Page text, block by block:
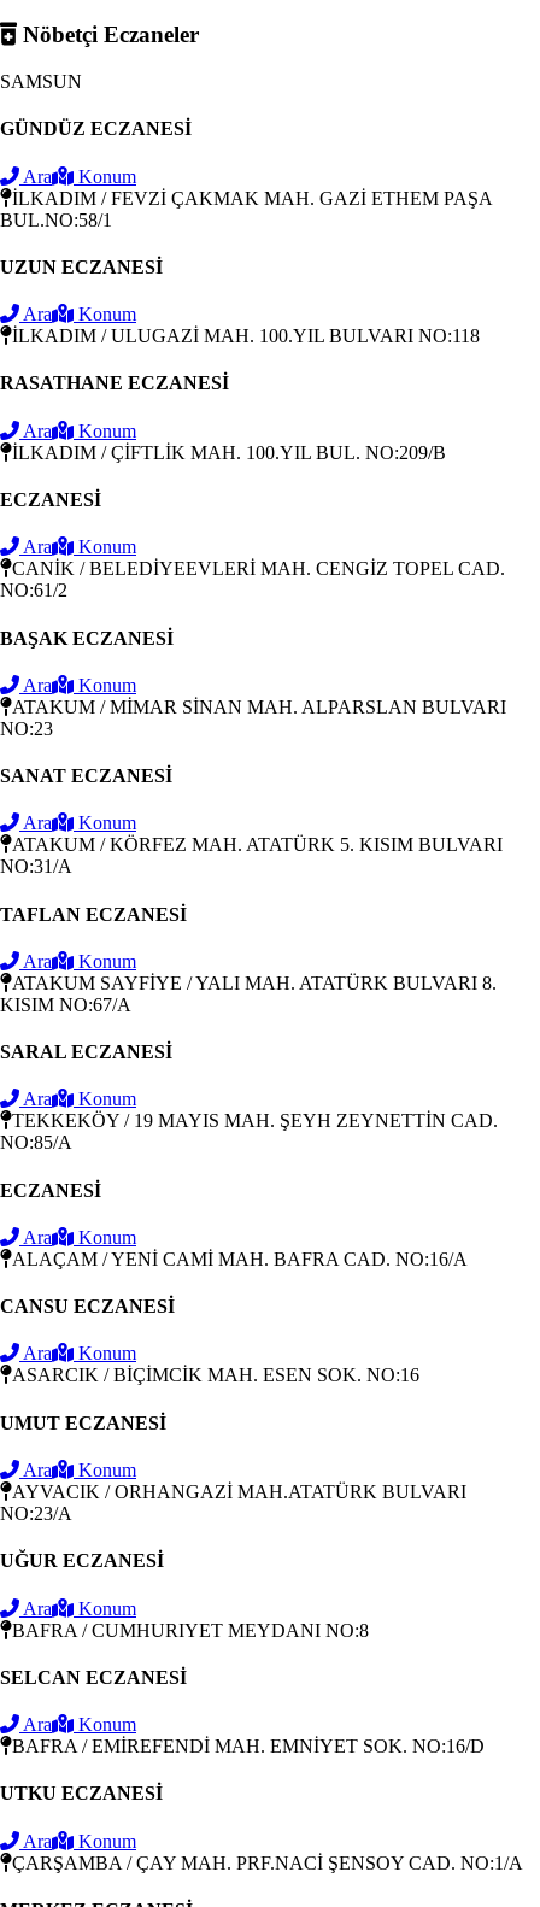
Nöbetçi Eczaneler
SAMSUN
GÜNDÜZ ECZANESİ
Ara
Konum
İLKADIM / FEVZİ ÇAKMAK MAH. GAZİ ETHEM PAŞA
BUL.NO:58/1
UZUN ECZANESİ
Ara
Konum
İLKADIM / ULUGAZİ MAH. 100.YIL BULVARI NO:118
RASATHANE ECZANESİ
Ara
Konum
İLKADIM / ÇİFTLİK MAH. 100.YIL BUL. NO:209/B
ECZANESİ
Ara
Konum
CANİK / BELEDİYEEVLERİ MAH. CENGİZ TOPEL CAD.
NO:61/2
BAŞAK ECZANESİ
Ara
Konum
ATAKUM / MİMAR SİNAN MAH. ALPARSLAN BULVARI
NO:23
SANAT ECZANESİ
Ara
Konum
ATAKUM / KÖRFEZ MAH. ATATÜRK 5. KISIM BULVARI
NO:31/A
TAFLAN ECZANESİ
Ara
Konum
ATAKUM SAYFİYE / YALI MAH. ATATÜRK BULVARI 8.
KISIM NO:67/A
SARAL ECZANESİ
Ara
Konum
TEKKEKÖY / 19 MAYIS MAH. ŞEYH ZEYNETTİN CAD.
NO:85/A
ECZANESİ
Ara
Konum
ALAÇAM / YENİ CAMİ MAH. BAFRA CAD. NO:16/A
CANSU ECZANESİ
Ara
Konum
ASARCIK / BİÇİMCİK MAH. ESEN SOK. NO:16
UMUT ECZANESİ
Ara
Konum
AYVACIK / ORHANGAZİ MAH.ATATÜRK BULVARI
NO:23/A
UĞUR ECZANESİ
Ara
Konum
BAFRA / CUMHURIYET MEYDANI NO:8
SELCAN ECZANESİ
Ara
Konum
BAFRA / EMİREFENDİ MAH. EMNİYET SOK. NO:16/D
UTKU ECZANESİ
Ara
Konum
ÇARŞAMBA / ÇAY MAH. PRF.NACİ ŞENSOY CAD. NO:1/A